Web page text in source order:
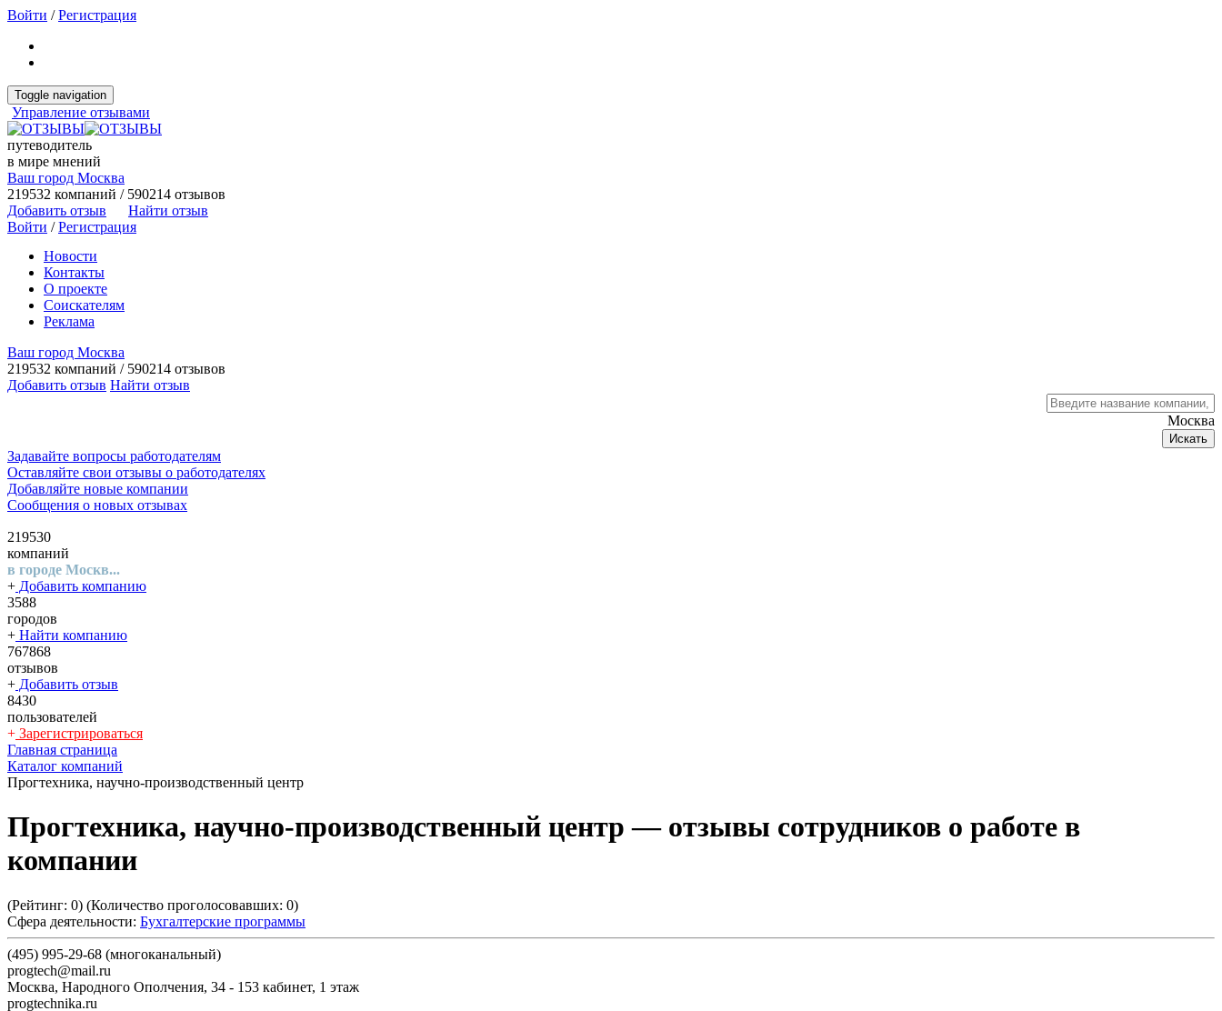
Войти /Регистрация
Toggle navigation
Управление отзывами
путеводитель
в мире мнений
Ваш город Москва
219532 компаний / 590214 отзывов
Добавить отзыв
Найти отзыв
Войти /Регистрация
Новости
Контакты
О проекте
Соискателям
Реклама
Ваш город Москва
219532 компаний / 590214 отзывов
Добавить отзыв Найти отзыв
Москва
Искать
Задавайте вопросы работодателям
Оставляйте свои отзывы о работодателях
Добавляйте новые компании
Сообщения о новых отзывах
219530
компаний
в городе Москв...
+ Добавить компанию
3588
городов
+ Найти компанию
767868
отзывов
+ Добавить отзыв
8430
пользователей
+ Зарегистрироваться
Главная страница
Каталог компаний
Прогтехника, научно-производственный центр
Прогтехника, научно-производственный центр — отзывы сотрудников о работе в
компании
(Рейтинг: 0) (Количество проголосовавших: 0)
Сфера деятельности: Бухгалтерские программы
(495) 995-29-68 (многоканальный)
progtech@mail.ru
Москва, Народного Ополчения, 34 - 153 кабинет, 1 этаж
progtechnika.ru